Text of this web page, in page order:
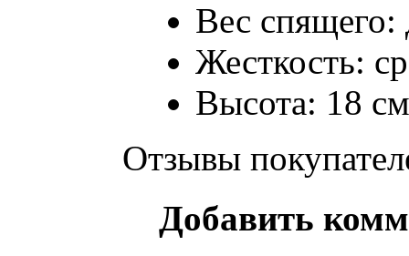
Вес спящего:
Жесткость:
Высота: 18 см
Отзывы
Добавить